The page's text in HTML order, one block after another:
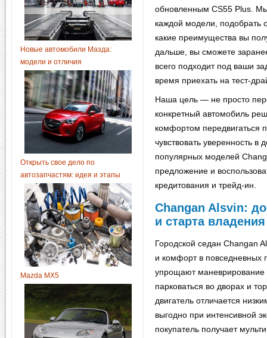
Новые автомобили Мазда:
модели и отличия
Открыть свое дело по
автозапчастям: идея и этапы
Mazda MX5
обновленным CS55 Plus.
каждой модели, подобрать
какие преимущества вы
дальше, вы сможете
всего подходит под ваши
время приехать на тест-
Наша цель — не просто
конкретный автомобиль
комфортом передвигаться
чувствовать уверенность в
популярных моделей
предложение и
кредитования и трейд-ин.
Changan Alsvin:
и старта владения
Городской седан Changan
и комфорт в повседневных
упрощают маневрирование
парковаться во дворах и
двигатель отличается
выгодно при интенсивной
покупатель получает